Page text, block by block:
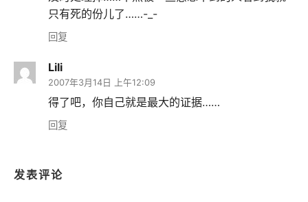
只有死的份儿了……-_-
回复
Lili
2007年3月14日 上午12:09
得了吧，你自己就是最大的证据……
回复
发表评论